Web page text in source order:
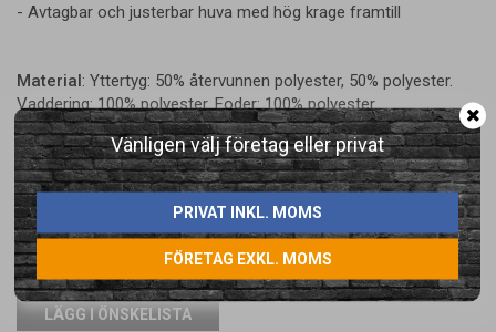
Vänligen välj företag eller privat
PRIVAT INKL. MOMS
FÖRETAG EXKL. MOMS
- Avtagbar och justerbar huva med hög krage framtill
Material: Yttertyg: 50% återvunnen polyester, 50% polyester.
Vaddering: 100% polyester. Foder: 100% polyester
Vikt: Shell fabric: 160 g/m2, Fôr: 65 g/m2
LÄGG I ÖNSKELISTA